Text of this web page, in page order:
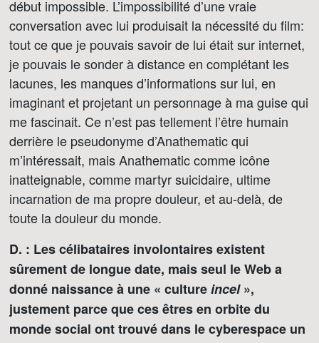
début impossible. L’impossibilité d’une vraie
conversation avec lui produisait la nécessité du film:
tout ce que je pouvais savoir de lui était sur internet,
je pouvais le sonder à distance en complétant les
lacunes, les manques d’informations sur lui, en
imaginant et projetant un personnage à ma guise qui
me fascinait. Ce n’est pas tellement l’être humain
derrière le pseudonyme d’Anathematic qui
m’intéressait, mais Anathematic comme icône
inatteignable, comme martyr suicidaire, ultime
incarnation de ma propre douleur, et au-delà, de
toute la douleur du monde.
D. : Les célibataires involontaires existent
sûrement de longue date, mais seul le Web a
donné naissance à une « cultureincel»,
justement parce que ces êtres en orbite du
monde social ont trouvé dans le cyberespace un